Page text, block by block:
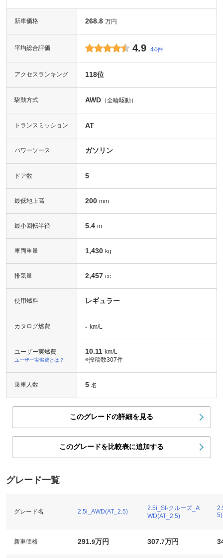
新車価格 268.8 万円
平均総合評価 4.9 44件
アクセスランキング 118位
駆動方式 AWD （全輪駆動）
トランスミッション AT
パワーソース ガソリン
ドア数 5
最低地上高 200 mm
最小回転半径 5.4 m
車両重量 1,430 kg
排気量 2,457 cc
使用燃料 レギュラー
カタログ燃費 - km/L
ユーザー実燃費
ユーザー実燃費とは？
10.11 km/L
※投稿数307件
乗車人数 5 名
このグレードの詳細を見る
このグレードを比較表に追加する
グレード一覧
グレード名 2.5i_AWD(AT_2.5)
2.5i_SI-クルーズ_A
WD(AT_2.5)
5)
新車価格 291.9万円 307.7万円